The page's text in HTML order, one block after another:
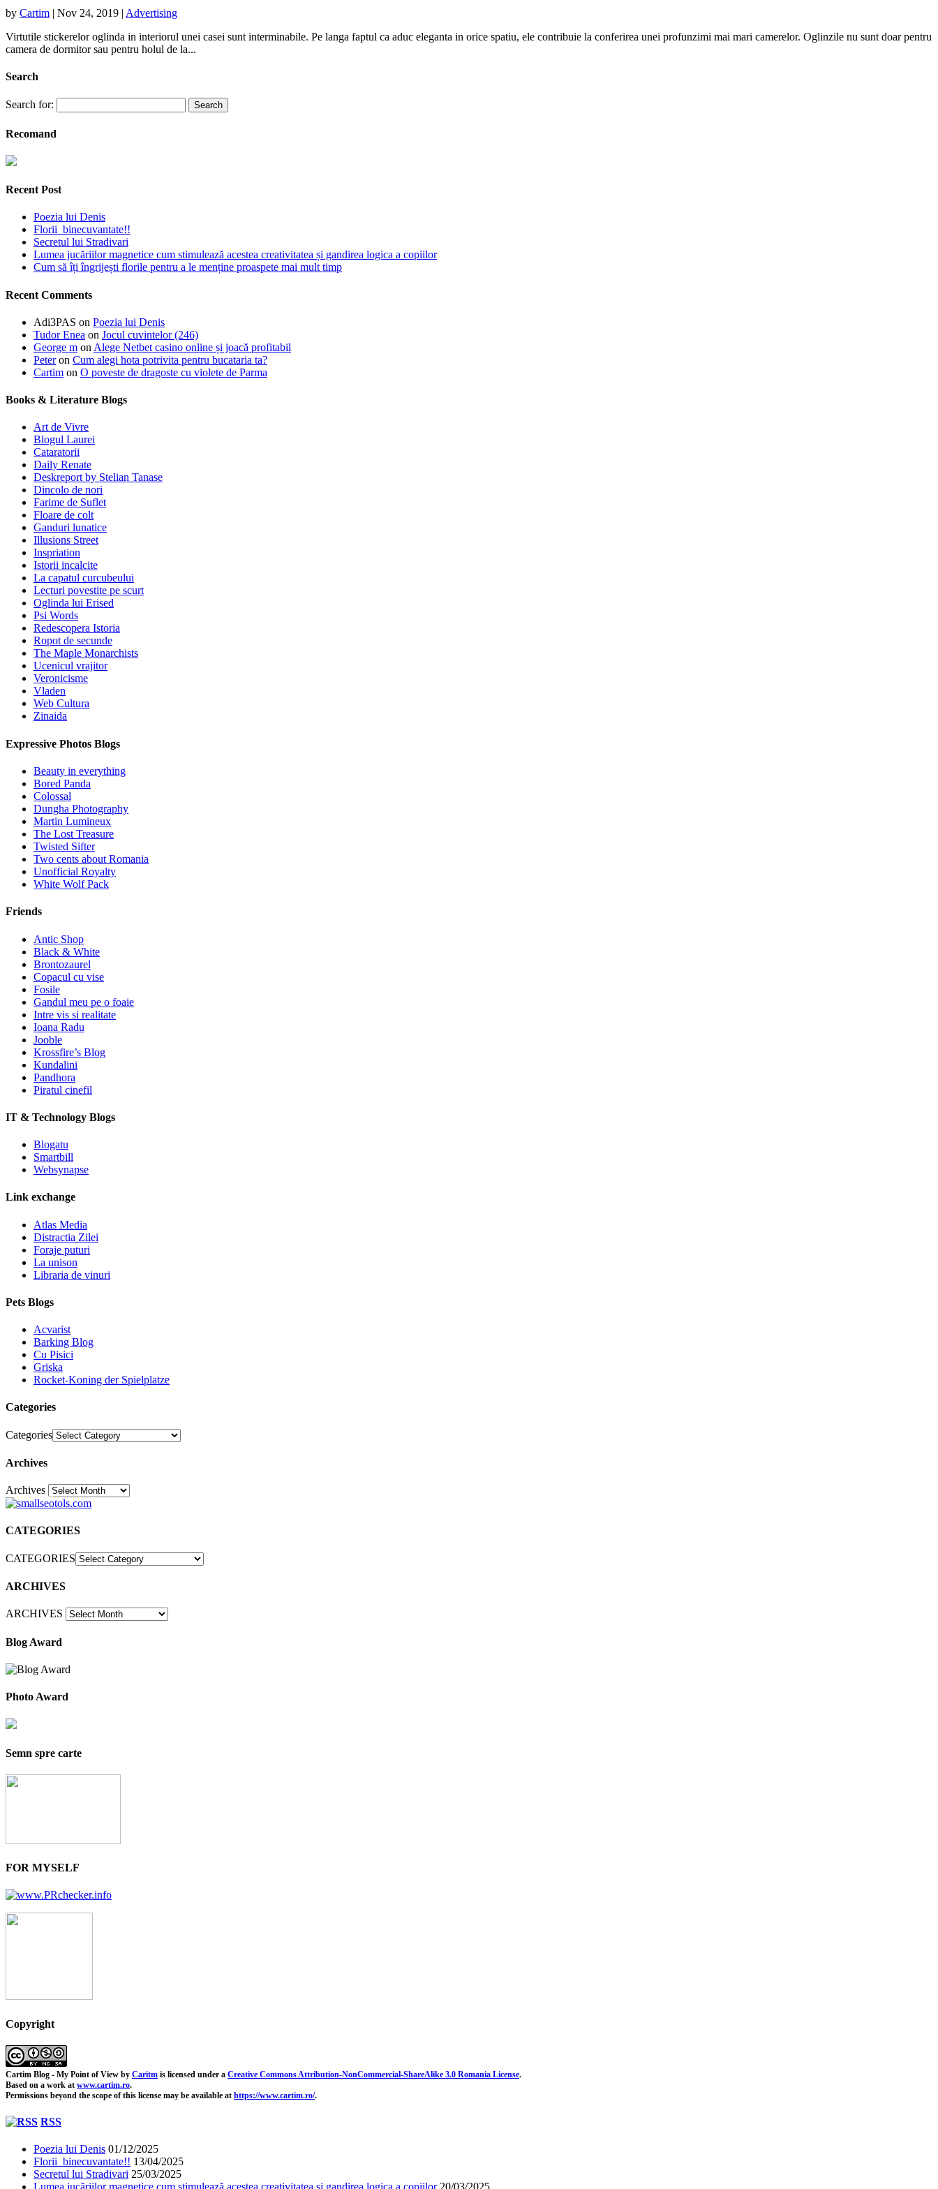
by Cartim | Nov 24, 2019 | Advertising
Virtutile stickerelor oglinda in interiorul unei casei sunt interminabile. Pe langa faptul ca aduc eleganta in orice spatiu, ele contribuie la conferirea unei profunzimi mai mari camerelor. Oglinzile nu sunt doar pentru
camera de dormitor sau pentru holul de la...
Search
Search for:
Recomand
Recent Post
Poezia lui Denis
Florii binecuvantate!!
Secretul lui Stradivari
Lumea jucăriilor magnetice cum stimulează acestea creativitatea și gandirea logica a copiilor
Cum să îți îngrijești florile pentru a le menține proaspete mai mult timp
Recent Comments
Adi3PAS on Poezia lui Denis
Tudor Enea on Jocul cuvintelor (246)
George m on Alege Netbet casino online și joacă profitabil
Peteron Cum alegi hota potrivita pentru bucataria ta?
Cartim on O poveste de dragoste cu violete de Parma
Books & Literature Blogs
Art de Vivre
Blogul Laurei
Cataratorii
Daily Renate
Deskreport by Stelian Tanase
Dincolo de nori
Farime de Suflet
Floare de colt
Ganduri lunatice
Illusions Street
Inspriation
Istorii incalcite
La capatul curcubeului
Lecturi povestite pe scurt
Oglinda lui Erised
Psi Words
Redescopera Istoria
Ropot de secunde
The Maple Monarchists
Ucenicul vrajitor
Veronicisme
Vladen
Web Cultura
Zinaida
Expressive Photos Blogs
Beauty in everything
Bored Panda
Colossal
Dungha Photography
Martin Lumineux
The Lost Treasure
Twisted Sifter
Two cents about Romania
Unofficial Royalty
White Wolf Pack
Friends
Antic Shop
Black & White
Brontozaurel
Copacul cu vise
Fosile
Gandul meu pe o foaie
Intre vis si realitate
Ioana Radu
Jooble
Krossfire’s Blog
Kundalini
Pandhora
Piratul cinefil
IT & Technology Blogs
Blogatu
Smartbill
Websynapse
Link exchange
Atlas Media
Distractia Zilei
Foraje puturi
La unison
Libraria de vinuri
Pets Blogs
Acvarist
Barking Blog
Cu Pisici
Griska
Rocket-Koning der Spielplatze
Categories
Categories
Archives
Archives30
CATEGORIES
CATEGORIES
ARCHIVES
ARCHIVES
Blog Award
Photo Award
Semn spre carte
FOR MYSELF
Copyright
Cartim Blog - My Point of View by Caritm is licensed under a Creative Commons Attribution-NonCommercial-ShareAlike 3.0 Romania License.
Based on a work at www.cartim.ro.
Permissions beyond the scope of this license may be available at https://www.cartim.ro/.
RSS
Poezia lui Denis 01/12/2025
Florii binecuvantate!! 13/04/2025
Secretul lui Stradivari 25/03/2025